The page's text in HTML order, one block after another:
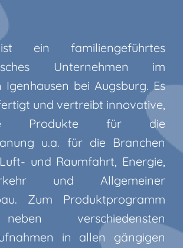
ein familiengeführtes
Unternehmen im
Igenhausen bei Augsburg. Es
und vertreibt innovative,
Produkte für die
u.a. für die Branchen
und Raumfahrt, Energie,
und Allgemeiner
Zum Produktprogramm
verschiedensten
in allen gängigen